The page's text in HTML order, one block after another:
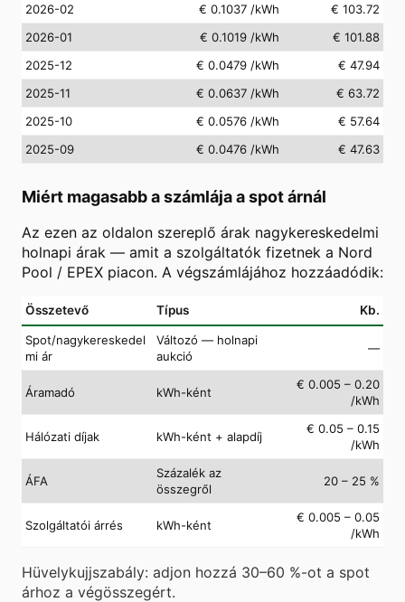
2026-02
€ 0.1037 /kWh
€ 103.72
2026-01
€ 0.1019 /kWh
€ 101.88
2025-12
€ 0.0479 /kWh
€ 47.94
2025-11
€ 0.0637 /kWh
€ 63.72
2025-10
€ 0.0576 /kWh
€ 57.64
2025-09
€ 0.0476 /kWh € 47.63
Miért magasabb a számlája a spot árnál
Az ezen az oldalon szereplő árak nagykereskedelmi
holnapi árak — amit a szolgáltatók fizetnek a Nord
Pool / EPEX piacon. A végszámlájához hozzáadódik:
Összetevő Típus Kb.
Spot/nagykereskedel
mi ár
Változó — holnapi
aukció
—
Áramadó kWh-ként
€ 0.005 – 0.20
/kWh
Hálózati díjak kWh-ként + alapdíj
€ 0.05 – 0.15
/kWh
ÁFA
Százalék az
összegről
20 – 25 %
Szolgáltatói árrés kWh-ként
€ 0.005 – 0.05
/kWh
Hüvelykujjszabály: adjon hozzá 30–60 %-ot a spot
árhoz a végösszegért.